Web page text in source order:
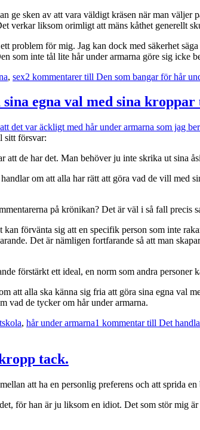
ge sken av att vara väldigt kräsen när man
verkar liksom orimligt att mäns kåthet generellt
för mig. Jag kan dock med säkerhet
som inte tål lite hår under armarna göre sig icke
, sex2 kommentarertill Den som bangar för hår
egna val med sina
det var äckligt med hår under armarna som jag
sitt försvar:
de har det. Man behöver ju inte skrika ut sina
om att alla har rätt att göra vad de vill med
på krönikan? Det är väl i så fall precis
förvänta sig att en specifik person som inte
Det är nämligen fortfarande så att man
förstärkt ett ideal, en norm som andra personer
att alla ska känna sig fria att göra sina egna val
vad de tycker om hår under armarna.
, hår under armarna1 kommentartill Det
tack.
att ha en personlig preferens och att sprida
för han är ju liksom en idiot. Det som stör mig